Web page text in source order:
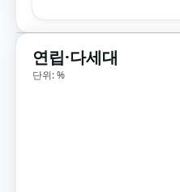
연립·다세대
단위: %